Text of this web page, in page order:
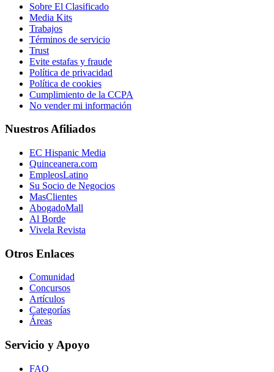
Sobre El Clasificado
Media Kits
Trabajos
Términos de servicio
Trust
Evite estafas y fraude
Política de privacidad
Política de cookies
Cumplimiento de la CCPA
No vender mi información
Nuestros Afiliados
EC Hispanic Media
Quinceanera.com
EmpleosLatino
Su Socio de Negocios
MasClientes
AbogadoMall
Al Borde
Vivela Revista
Otros Enlaces
Comunidad
Concursos
Artículos
Categorías
Áreas
Servicio y Apoyo
FAQ